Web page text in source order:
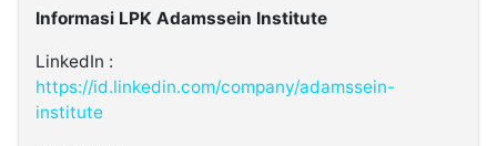
Informasi LPK Adamssein Institute
LinkedIn :
https://id.linkedin.com/company/adamssein-
institute